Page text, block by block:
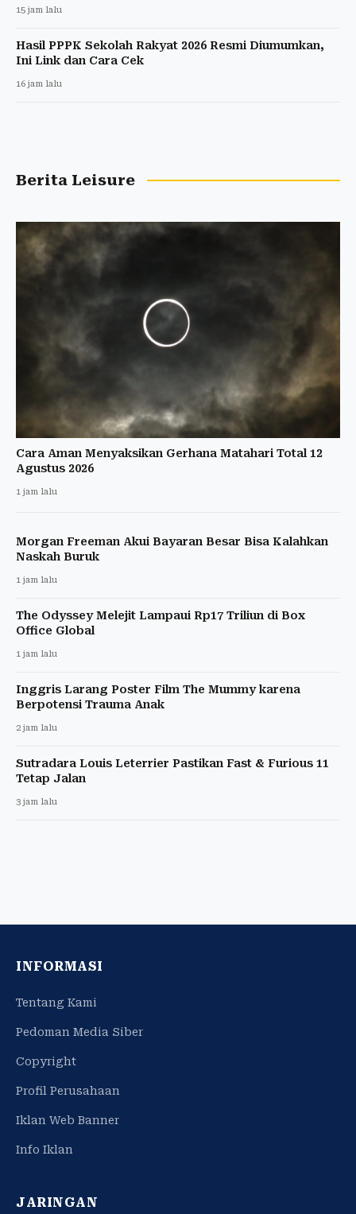
15 jam lalu
Hasil PPPK Sekolah Rakyat 2026 Resmi Diumumkan,
Ini Link dan Cara Cek
16 jam lalu
Berita Leisure
Cara Aman Menyaksikan Gerhana Matahari Total 12
Agustus 2026
1 jam lalu
Morgan Freeman Akui Bayaran Besar Bisa Kalahkan
Naskah Buruk
1 jam lalu
The Odyssey Melejit Lampaui Rp17 Triliun di Box
Office Global
1 jam lalu
Inggris Larang Poster Film The Mummy karena
Berpotensi Trauma Anak
2 jam lalu
Sutradara Louis Leterrier Pastikan Fast & Furious 11
Tetap Jalan
3 jam lalu
INFORMASI
Tentang Kami
Pedoman Media Siber
Copyright
Profil Perusahaan
Iklan Web Banner
Info Iklan
JARINGAN